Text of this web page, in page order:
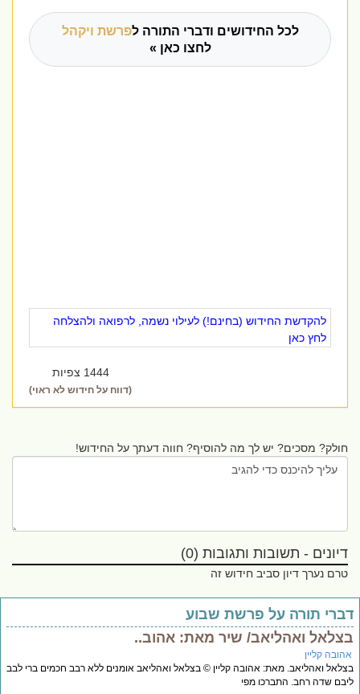
לכל החידושים ודברי התורה לפרשת ויקהל
לחצו כאן »
להקדשת החידוש (בחינם!) לעילוי נשמה, לרפואה ולהצלחה
לחץ כאן
1444 צפיות
(דווח על חידוש לא ראוי)
חולק? מסכים? יש לך מה להוסיף? חווה דעתך על החידוש!
דיונים - תשובות ותגובות (0)
טרם נערך דיון סביב חידוש זה
תורה על פרשת שבוע
ואהליאב/ שיר מאת: אהוב..
קליין
ואהליאב. מאת: אהובה קליין © בצלאל ואהליאב אומנים ללא רבב חכמים ברי לבב
שדה רחב. התברכו מפי